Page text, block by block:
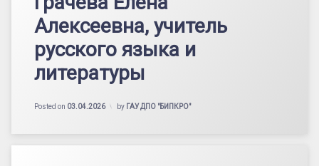
Алексеевна, учитель
русского языка и
литературы
Posted on 03.04.2026 by ГАУ ДПО "БИПКРО"